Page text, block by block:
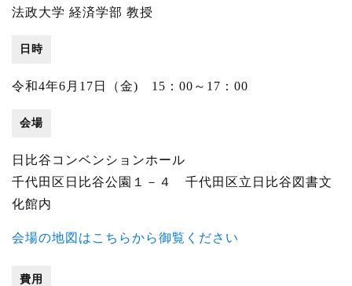
法政大学 経済学部 教授
日時
令和4年6月17日（金) 15：00～17：00
会場
日比谷コンベンションホール
千代田区日比谷公園１－４ 千代田区立日比谷図書文
化館内
会場の地図はこちらから御覧ください
費用